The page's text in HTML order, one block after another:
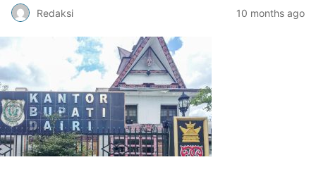
Redaksi 10 months ago